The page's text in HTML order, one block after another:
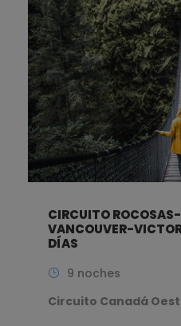
CIRCUITO ROCOSAS-
VANCOUVER-
DÍAS
9 noches
Circuito Canadá